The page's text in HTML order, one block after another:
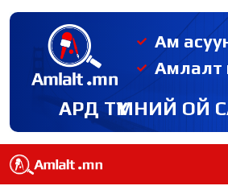
Ам
Амлалт
АРД ТҮМНИЙ ОЙ